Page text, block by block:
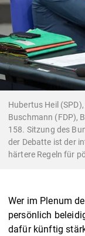
Hubertus Heil
Buschmann (FDP),
158. Sitzung des
der Debatte ist der
härtere Regeln für
Wer im Plenum
persönlich
dafür künftig